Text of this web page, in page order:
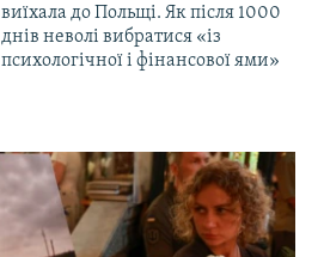
виїхала до Польщі. Як після 1000
днів неволі вибратися «із
психологічної і фінансової ями»